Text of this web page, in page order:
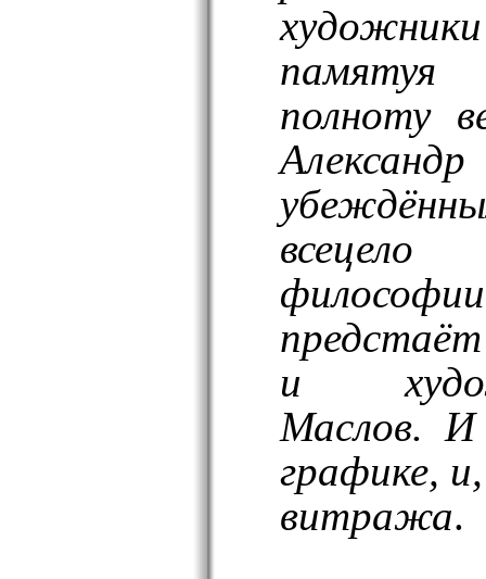
памятуя
полноту
Александр
и
Маслов.
графике,
витража.